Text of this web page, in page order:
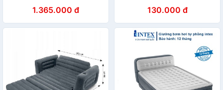
1.365.000 đ 130.000 đ